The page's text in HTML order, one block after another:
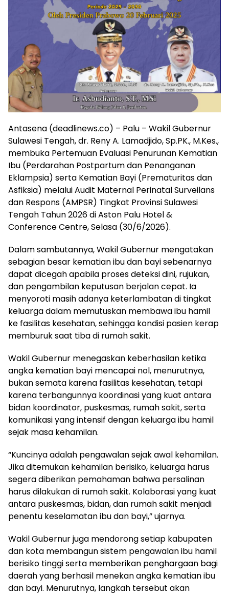
Antasena (deadlinews.co) – Palu – Wakil Gubernur
Sulawesi Tengah, dr. Reny A. Lamadjido, Sp.PK., M.Kes.,
membuka Pertemuan Evaluasi Penurunan Kematian
Ibu (Perdarahan Postpartum dan Penanganan
Eklampsia) serta Kematian Bayi (Prematuritas dan
Asfiksia) melalui Audit Maternal Perinatal Surveilans
dan Respons (AMPSR) Tingkat Provinsi Sulawesi
Tengah Tahun 2026 di Aston Palu Hotel &
Conference Centre, Selasa (30/6/2026).
Dalam sambutannya, Wakil Gubernur mengatakan
sebagian besar kematian ibu dan bayi sebenarnya
dapat dicegah apabila proses deteksi dini, rujukan,
dan pengambilan keputusan berjalan cepat. Ia
menyoroti masih adanya keterlambatan di tingkat
keluarga dalam memutuskan membawa ibu hamil
ke fasilitas kesehatan, sehingga kondisi pasien kerap
memburuk saat tiba di rumah sakit.
Wakil Gubernur menegaskan keberhasilan ketika
angka kematian bayi mencapai nol, menurutnya,
bukan semata karena fasilitas kesehatan, tetapi
karena terbangunnya koordinasi yang kuat antara
bidan koordinator, puskesmas, rumah sakit, serta
komunikasi yang intensif dengan keluarga ibu hamil
sejak masa kehamilan.
“Kuncinya adalah pengawalan sejak awal kehamilan.
Jika ditemukan kehamilan berisiko, keluarga harus
segera diberikan pemahaman bahwa persalinan
harus dilakukan di rumah sakit. Kolaborasi yang kuat
antara puskesmas, bidan, dan rumah sakit menjadi
penentu keselamatan ibu dan bayi,” ujarnya.
Wakil Gubernur juga mendorong setiap kabupaten
dan kota membangun sistem pengawalan ibu hamil
berisiko tinggi serta memberikan penghargaan bagi
daerah yang berhasil menekan angka kematian ibu
dan bayi. Menurutnya, langkah tersebut akan